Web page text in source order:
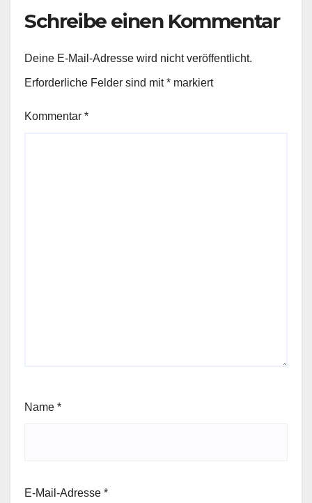
Schreibe einen Kommentar
Deine E-Mail-Adresse wird nicht veröffentlicht.
Erforderliche Felder sind mit* markiert
Kommentar *
Name *
E-Mail-Adresse *